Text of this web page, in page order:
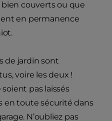
bien couverts ou que
en permanence
de jardin sont
voire les deux !
soient pas laissés
en toute sécurité dans
N’oubliez pas